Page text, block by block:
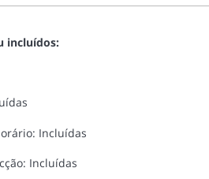
incluídos:
Incluídas
Incluídas